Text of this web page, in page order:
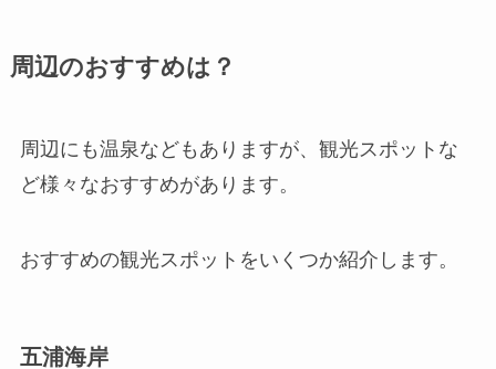
周辺のおすすめは？
周辺にも温泉などもありますが、観光スポットな
ど様々なおすすめがあります。
おすすめの観光スポットをいくつか紹介します。
五浦海岸